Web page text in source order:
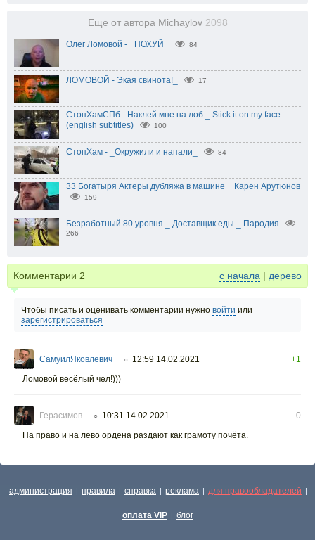
Еще от автора Michaylov 2098
Олег Ломовой - _ПОХУЙ_ 84
ЛОМОВОЙ - Экая свинота!_ 17
СтопХамСПб - Наклей мне на лоб _ Stick it on my face
(english subtitles)
100
СтопХам - _Окружили и напали_ 84
33 Богатыря Актеры дубляжа в машине _ Карен Арутюнов
159
Безработный 80 уровня _ Доставщик еды _ Пародия
266
Комментарии 2 с начала | дерево
Чтобы писать и оценивать комментарии нужно войти или
зарегистрироваться
СамуилЯковлевич ○ 12:59 14.02.2021
+1
Ломовой весёлый чел!)))
Герасимов ○ 10:31 14.02.2021
0
На право и на лево ордена раздают как грамоту почёта.
администрация | правила | справка | реклама | для правообладателей |
оплата VIP | блог